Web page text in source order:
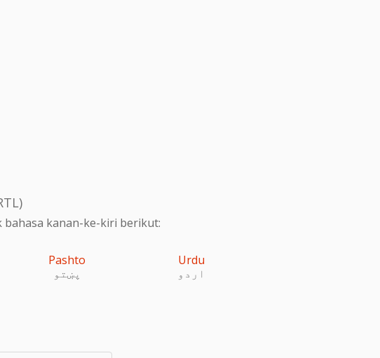
kanan-ke-kiri berikut:
Pashto
پښتو
Urdu
اردو